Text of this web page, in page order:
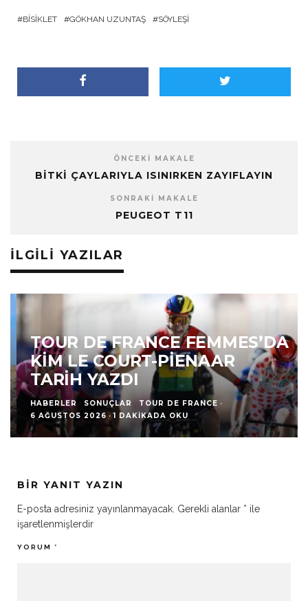
BISIKLET GÖKHAN UZUNTAŞ SÖYLEŞI
ÖNCEKI MAKALE
BITKI ÇAYLARIYLA ISINIRKEN ZAYIFLAYIN
SONRAKI MAKALE
PEUGEOT T11
İLGILI YAZILAR
TOUR DE FRANCE FEMMES’DA
KIM LE COURT-PIENAAR
TARIH YAZDI
HABERLER SONUÇLAR TOUR DE FRANCE ·
6 AĞUSTOS 2026 · 1 DAKIKADA OKU
BIR YANIT YAZIN
E-posta adresiniz yayınlanmayacak. Gerekli alanlar * ile
işaretlenmişlerdir
YORUM *